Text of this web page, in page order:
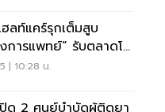
ลท์แคร์รุกเต็มสูบ
การแพทย์” รับตลาดโต
| 10:28 น.